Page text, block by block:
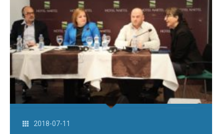
2018-07-11